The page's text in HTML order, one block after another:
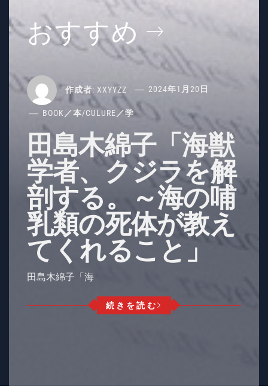
おすすめ
作成者: XXYYZZ 2024年1月20日
BOOK／本/CULURE／学
田島木綿子「海獣
学者、クジラを解
剖する。～海の哺
乳類の死体が教え
てくれること」
田島木綿子「海
続きを読む